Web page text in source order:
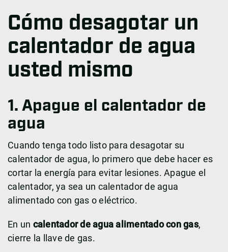
Cómo desagotar un
calentador de agua
usted mismo
1. Apague el calentador de
agua
Cuando tenga todo listo para desagotar su
calentador de agua, lo primero que debe hacer es
cortar la energía para evitar lesiones. Apague el
calentador, ya sea un calentador de agua
alimentado con gas o eléctrico.
En un calentador de agua alimentado con gas,
cierre la llave de gas.